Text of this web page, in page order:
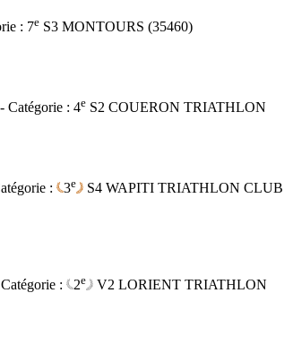
: 7e S3 MONTOURS (35460)
Catégorie : 4e S2 COUERON TRIATHLON
: 3e S4 WAPITI TRIATHLON CLUB
: 2e V2 LORIENT TRIATHLON